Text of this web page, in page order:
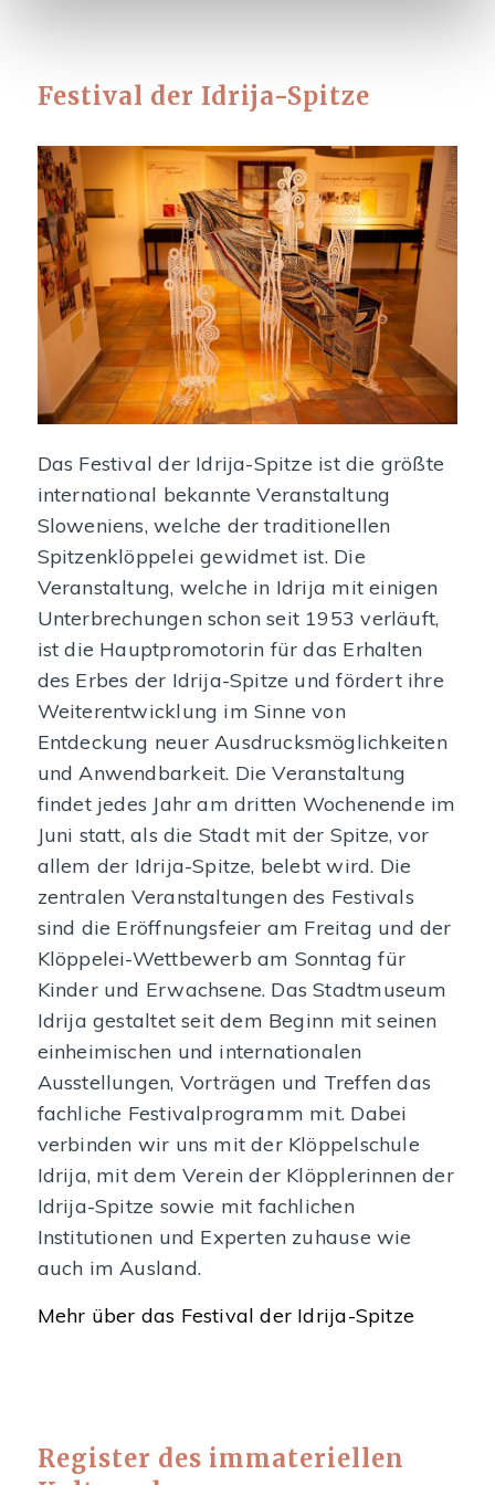
Festival der Idrija-Spitze
Das Festival der Idrija-Spitze ist die größte
international bekannte Veranstaltung
Sloweniens, welche der traditionellen
Spitzenklöppelei gewidmet ist. Die
Veranstaltung, welche in Idrija mit einigen
Unterbrechungen schon seit 1953 verläuft,
ist die Hauptpromotorin für das Erhalten
des Erbes der Idrija-Spitze und fördert ihre
Weiterentwicklung im Sinne von
Entdeckung neuer Ausdrucksmöglichkeiten
und Anwendbarkeit. Die Veranstaltung
findet jedes Jahr am dritten Wochenende im
Juni statt, als die Stadt mit der Spitze, vor
allem der Idrija-Spitze, belebt wird. Die
zentralen Veranstaltungen des Festivals
sind die Eröffnungsfeier am Freitag und der
Klöppelei-Wettbewerb am Sonntag für
Kinder und Erwachsene. Das Stadtmuseum
Idrija gestaltet seit dem Beginn mit seinen
einheimischen und internationalen
Ausstellungen, Vorträgen und Treffen das
fachliche Festivalprogramm mit. Dabei
verbinden wir uns mit der Klöppelschule
Idrija, mit dem Verein der Klöpplerinnen der
Idrija-Spitze sowie mit fachlichen
Institutionen und Experten zuhause wie
auch im Ausland.
Mehr über das Festival der Idrija-Spitze
Register des immateriellen